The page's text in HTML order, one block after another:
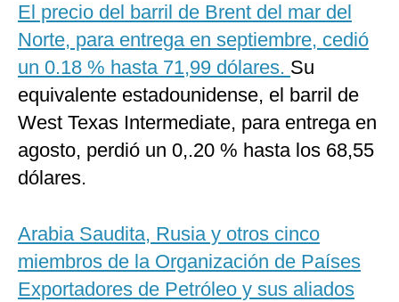
El precio del barril de Brent del mar del
Norte, para entrega en septiembre, cedió
un 0.18 % hasta 71,99 dólares. Su
equivalente estadounidense, el barril de
West Texas Intermediate, para entrega en
agosto, perdió un 0,.20 % hasta los 68,55
dólares.
Arabia Saudita, Rusia y otros cinco
miembros de la Organización de Países
Exportadores de Petróleo y sus aliados